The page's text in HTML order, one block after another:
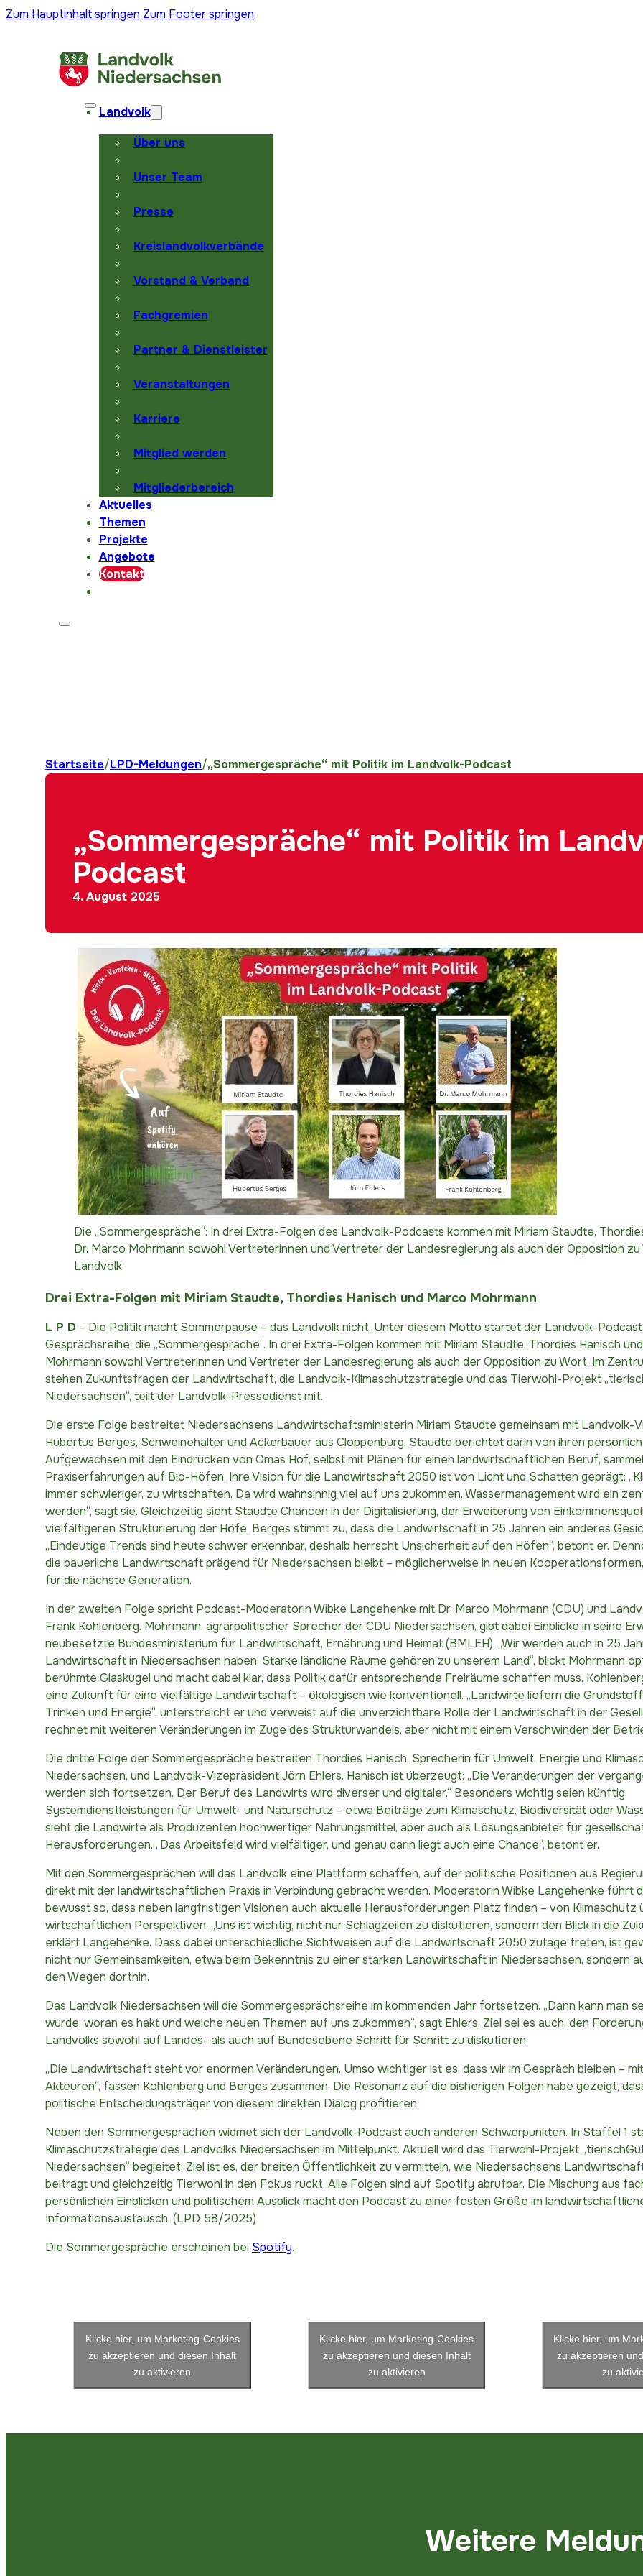
Zum Hauptinhalt springen Zum Footer springen
Landvolk
Über uns
Unser Team
Presse
Kreislandvolkverbände
Vorstand & Verband
Fachgremien
Partner & Dienstleister
Veranstaltungen
Karriere
Mitglied werden
Mitgliederbereich
Aktuelles
Themen
Projekte
Angebote
Kontakt
Startseite/LPD-Meldungen/„Sommergespräche“ mit Politik im Landvolk-Podcast
„Sommergespräche“ mit Politik im
Podcast
4. August 2025
Die „Sommergespräche“: In drei Extra-Folgen des Landvolk-Podcasts kommen mit Miriam Staudte,
Dr. Marco Mohrmann sowohl Vertreterinnen und Vertreter der Landesregierung als auch der Opposition
Landvolk
Drei Extra-Folgen mit Miriam Staudte, Thordies Hanisch und Marco Mohrmann
L P D – Die Politik macht Sommerpause – das Landvolk nicht. Unter diesem Motto startet der Landvolk-
Gesprächsreihe: die „Sommergespräche“. In drei Extra-Folgen kommen mit Miriam Staudte, Thordies Hanisch
Mohrmann sowohl Vertreterinnen und Vertreter der Landesregierung als auch der Opposition zu Wort. Im
stehen Zukunftsfragen der Landwirtschaft, die Landvolk-Klimaschutzstrategie und das Tierwohl-Projekt
Niedersachsen“, teilt der Landvolk-Pressedienst mit.
Die erste Folge bestreitet Niedersachsens Landwirtschaftsministerin Miriam Staudte gemeinsam mit Landvolk-
Hubertus Berges, Schweinehalter und Ackerbauer aus Cloppenburg. Staudte berichtet darin von ihren
Aufgewachsen mit den Eindrücken von Omas Hof, selbst mit Plänen für einen landwirtschaftlichen Beruf,
Praxiserfahrungen auf Bio-Höfen. Ihre Vision für die Landwirtschaft 2050 ist von Licht und Schatten geprägt:
immer schwieriger, zu wirtschaften. Da wird wahnsinnig viel auf uns zukommen. Wassermanagement wird ein
werden“, sagt sie. Gleichzeitig sieht Staudte Chancen in der Digitalisierung, der Erweiterung von
vielfältigeren Strukturierung der Höfe. Berges stimmt zu, dass die Landwirtschaft in 25 Jahren ein anderes
„Eindeutige Trends sind heute schwer erkennbar, deshalb herrscht Unsicherheit auf den Höfen“, betont er.
die bäuerliche Landwirtschaft prägend für Niedersachsen bleibt – möglicherweise in neuen
für die nächste Generation.
In der zweiten Folge spricht Podcast-Moderatorin Wibke Langehenke mit Dr. Marco Mohrmann (CDU) und
Frank Kohlenberg. Mohrmann, agrarpolitischer Sprecher der CDU Niedersachsen, gibt dabei Einblicke in seine
neubesetzte Bundesministerium für Landwirtschaft, Ernährung und Heimat (BMLEH). „Wir werden auch in 25
Landwirtschaft in Niedersachsen haben. Starke ländliche Räume gehören zu unserem Land“, blickt Mohrmann
berühmte Glaskugel und macht dabei klar, dass Politik dafür entsprechende Freiräume schaffen muss.
eine Zukunft für eine vielfältige Landwirtschaft – ökologisch wie konventionell. „Landwirte liefern die
Trinken und Energie“, unterstreicht er und verweist auf die unverzichtbare Rolle der Landwirtschaft in der
rechnet mit weiteren Veränderungen im Zuge des Strukturwandels, aber nicht mit einem Verschwinden der
Die dritte Folge der Sommergespräche bestreiten Thordies Hanisch, Sprecherin für Umwelt, Energie und
Niedersachsen, und Landvolk-Vizepräsident Jörn Ehlers. Hanisch ist überzeugt: „Die Veränderungen der
werden sich fortsetzen. Der Beruf des Landwirts wird diverser und digitaler.“ Besonders wichtig seien künftig
Systemdienstleistungen für Umwelt- und Naturschutz – etwa Beiträge zum Klimaschutz, Biodiversität oder
sieht die Landwirte als Produzenten hochwertiger Nahrungsmittel, aber auch als Lösungsanbieter für
Herausforderungen. „Das Arbeitsfeld wird vielfältiger, und genau darin liegt auch eine Chance“, betont er.
Mit den Sommergesprächen will das Landvolk eine Plattform schaffen, auf der politische Positionen aus
direkt mit der landwirtschaftlichen Praxis in Verbindung gebracht werden. Moderatorin Wibke Langehenke führt
bewusst so, dass neben langfristigen Visionen auch aktuelle Herausforderungen Platz finden – von Klimaschutz
wirtschaftlichen Perspektiven. „Uns ist wichtig, nicht nur Schlagzeilen zu diskutieren, sondern den Blick in die
erklärt Langehenke. Dass dabei unterschiedliche Sichtweisen auf die Landwirtschaft 2050 zutage treten, ist
nicht nur Gemeinsamkeiten, etwa beim Bekenntnis zu einer starken Landwirtschaft in Niedersachsen, sondern
den Wegen dorthin.
Das Landvolk Niedersachsen will die Sommergesprächsreihe im kommenden Jahr fortsetzen. „Dann kann man
wurde, woran es hakt und welche neuen Themen auf uns zukommen“, sagt Ehlers. Ziel sei es auch, den
Landvolks sowohl auf Landes- als auch auf Bundesebene Schritt für Schritt zu diskutieren.
„Die Landwirtschaft steht vor enormen Veränderungen. Umso wichtiger ist es, dass wir im Gespräch bleiben –
Akteuren“, fassen Kohlenberg und Berges zusammen. Die Resonanz auf die bisherigen Folgen habe gezeigt,
politische Entscheidungsträger von diesem direkten Dialog profitieren.
Neben den Sommergesprächen widmet sich der Landvolk-Podcast auch anderen Schwerpunkten. In Staffel 1
Klimaschutzstrategie des Landvolks Niedersachsen im Mittelpunkt. Aktuell wird das Tierwohl-Projekt
Niedersachsen“ begleitet. Ziel ist es, der breiten Öffentlichkeit zu vermitteln, wie Niedersachsens
beiträgt und gleichzeitig Tierwohl in den Fokus rückt. Alle Folgen sind auf Spotify abrufbar. Die Mischung aus
persönlichen Einblicken und politischem Ausblick macht den Podcast zu einer festen Größe im
Informationsaustausch. (LPD 58/2025)
Die Sommergespräche erscheinen bei Spotify.
Klicke hier, um Marketing-Cookies
zu akzeptieren und diesen Inhalt
zu aktivieren
Klicke hier, um Marketing-Cookies
zu akzeptieren und diesen Inhalt
zu aktivieren
Klicke hier, um
zu akzeptieren
zu
Weitere